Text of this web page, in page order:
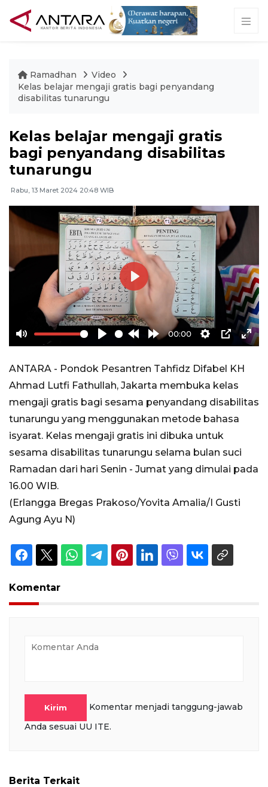
Ramadhan
Video
Kelas belajar mengaji gratis bagi penyandang
disabilitas tunarungu
Kelas belajar mengaji gratis
bagi penyandang disabilitas
tunarungu
Rabu, 13 Maret 2024 20:48 WIB
Mute Play
Rewind
10s
Forward
10s
00:00
Settings
PIP
Play
ANTARA - Pondok Pesantren Tahfidz Difabel KH
Ahmad Lutfi Fathullah, Jakarta membuka kelas
mengaji gratis bagi sesama penyandang disabilitas
tunarungu yang menggunakan metode bahasa
isyarat. Kelas mengaji gratis ini dibuka untuk
sesama disabilitas tunarungu selama bulan suci
Ramadan dari hari Senin - Jumat yang dimulai pada
16.00 WIB.
(Erlangga Bregas Prakoso/Yovita Amalia/I Gusti
Agung Ayu N)
Komentar
Kirim
Komentar menjadi tanggung-jawab
Anda sesuai UU ITE.
Berita Terkait